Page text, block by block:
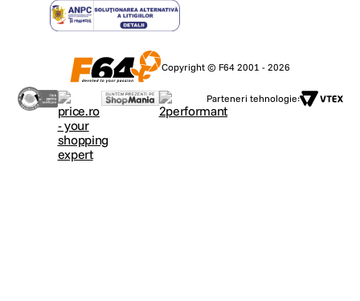
Copyright © F64 2001 - 2026
Parteneri tehnologie: